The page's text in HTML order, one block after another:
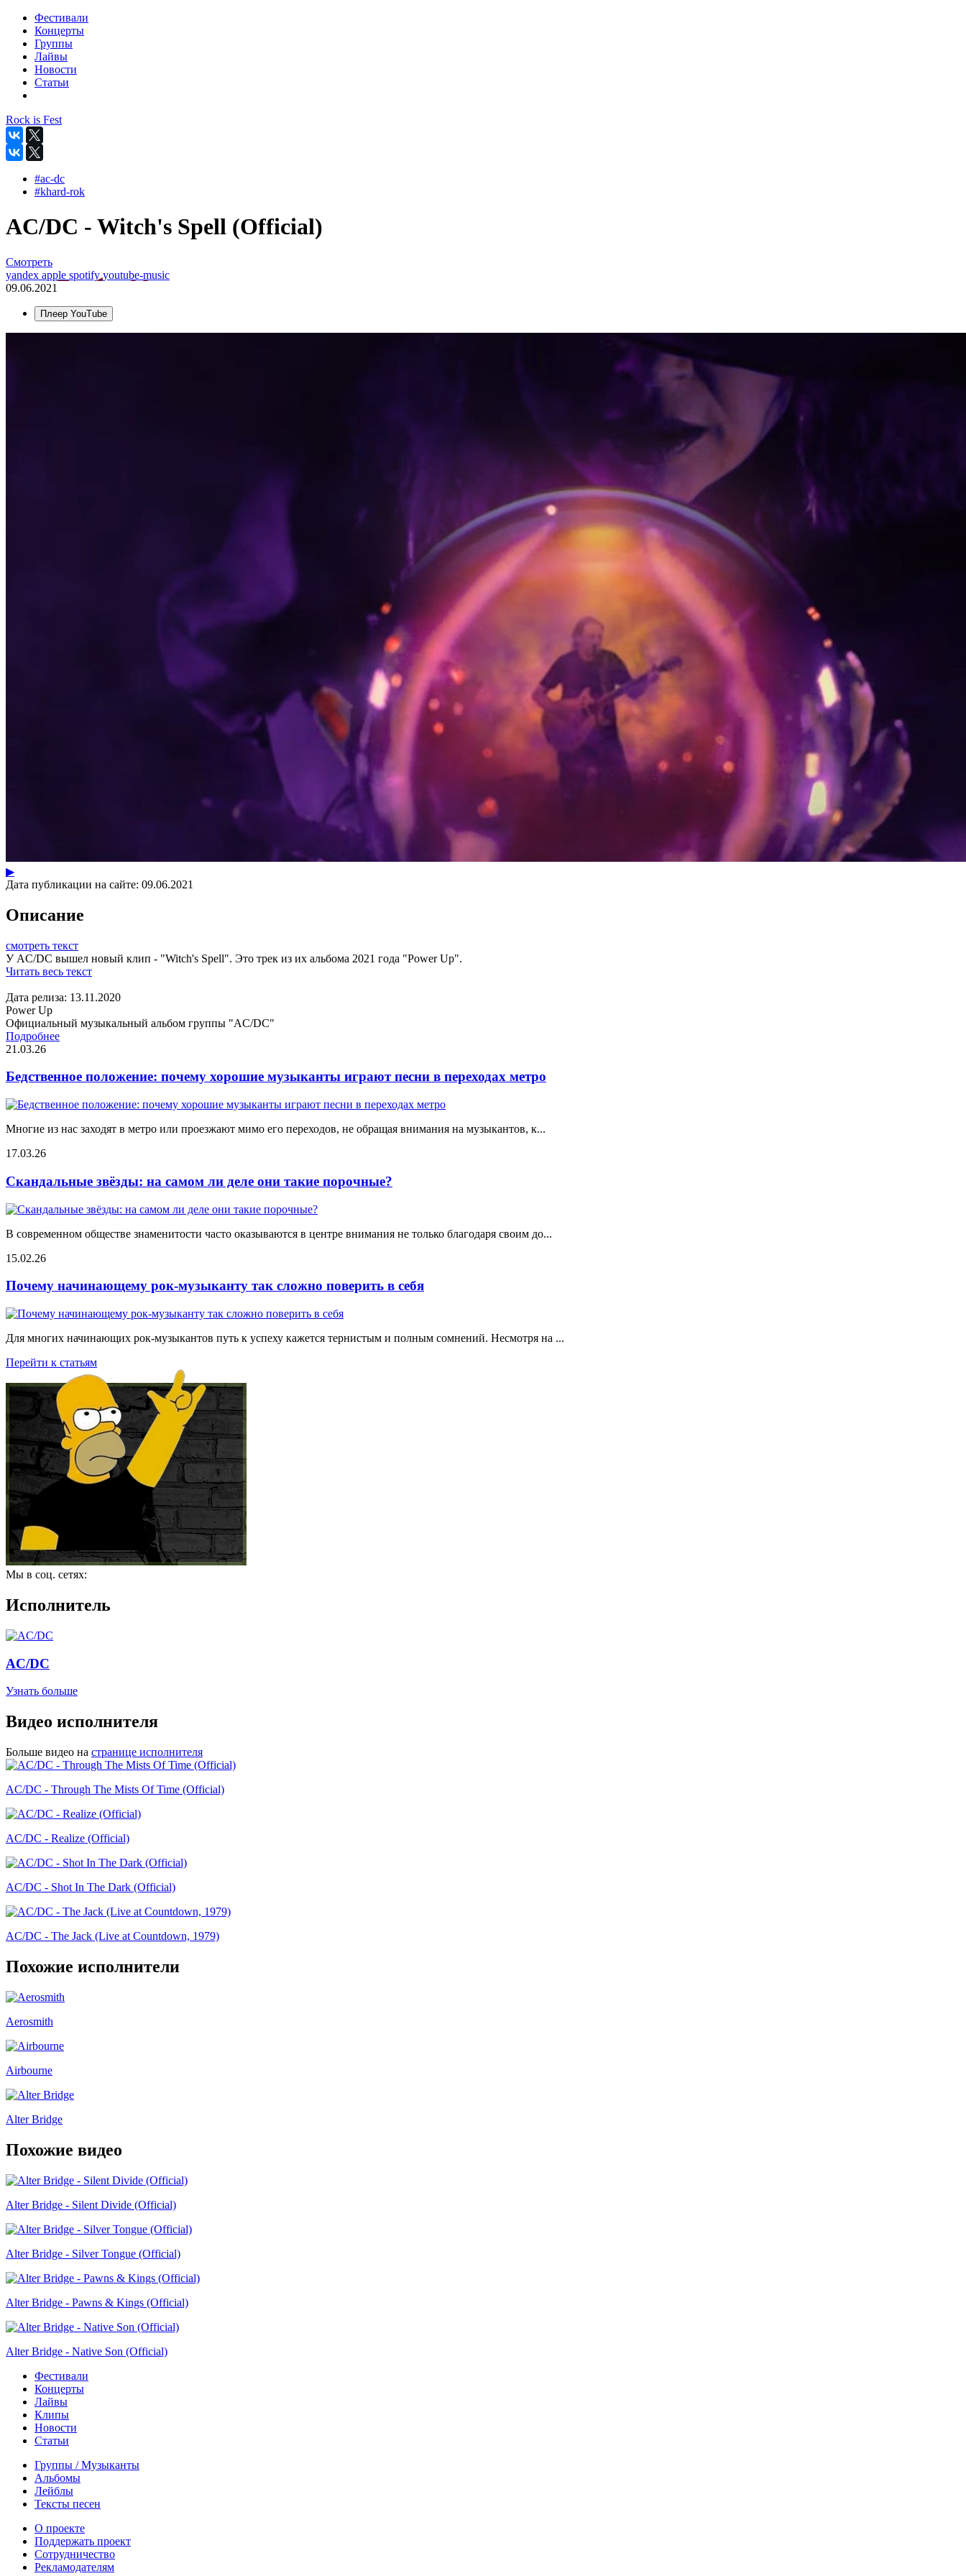
Фестивали
Концерты
Группы
Лайвы
Новости
Статьи
Rock is Fest
#ac-dc
#khard-rok
AC/DC - Witch's Spell (Official)
Смотреть
yandex apple spotifyyoutube-music
09.06.2021
Плеер YouTube
▶
Дата публикации на сайте: 09.06.2021
Описание
смотреть текст
У AC/DC вышел новый клип - "Witch's Spell". Это трек из их альбома 2021 года "Power Up".
Читать весь текст
Дата релиза: 13.11.2020
Power Up
Официальный музыкальный альбом группы "AC/DC"
Подробнее
21.03.26
Бедственное положение: почему хорошие музыканты играют песни в переходах метро
Многие из нас заходят в метро или проезжают мимо его переходов, не обращая внимания на музыкантов, к...
17.03.26
Скандальные звёзды: на самом ли деле они такие порочные?
В современном обществе знаменитости часто оказываются в центре внимания не только благодаря своим до...
15.02.26
Почему начинающему рок-музыканту так сложно поверить в себя
Для многих начинающих рок-музыкантов путь к успеху кажется тернистым и полным сомнений. Несмотря на ...
Перейти к статьям
Мы в соц. сетях:
Исполнитель
AC/DC
Узнать больше
Видео исполнителя
Больше видео на странице исполнителя
AC/DC - Through The Mists Of Time (Official)
AC/DC - Realize (Official)
AC/DC - Shot In The Dark (Official)
AC/DC - The Jack (Live at Countdown, 1979)
Похожие исполнители
Aerosmith
Airbourne
Alter Bridge
Похожие видео
Alter Bridge - Silent Divide (Official)
Alter Bridge - Silver Tongue (Official)
Alter Bridge - Pawns & Kings (Official)
Alter Bridge - Native Son (Official)
Фестивали
Концерты
Лайвы
Клипы
Новости
Статьи
Группы / Музыканты
Альбомы
Лейблы
Тексты песен
О проекте
Поддержать проект
Сотрудничество
Рекламодателям